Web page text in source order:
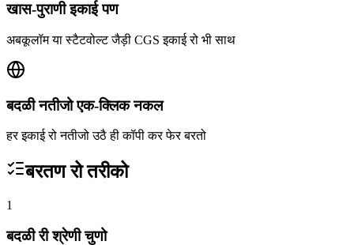
खास-पुराणी इकाई पण
अबकूलॉम या स्टैटवोल्ट जैड़ी CGS इकाई रो भी साथ
बदळी नतीजो एक-क्लिक नकल
हर इकाई रो नतीजो उठै ही कॉपी कर फेर बरतो
बरतण रो तरीको
1
बदळी री श्रेणी चुणो